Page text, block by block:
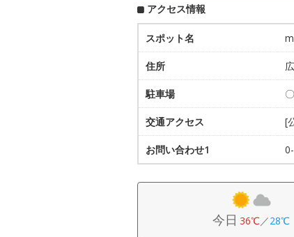
アクセス情報
スポット名
住所
駐車場
交通アクセス [
お問い合わせ1
今日 36℃／28℃